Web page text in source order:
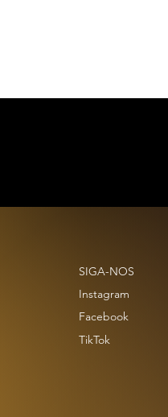
SIGA-NOS
Instagram
Facebook
TikTok